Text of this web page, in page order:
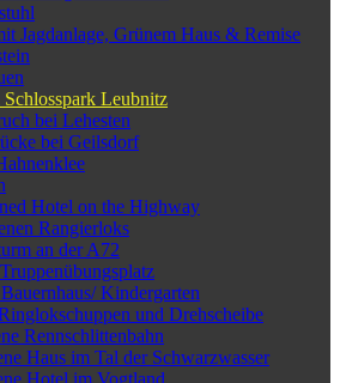
Jagdanlage, Grünem Haus & Remise
Schlosspark Leubnitz
bei Lehesten
bei Geilsdorf
Hotel on the Highway
Rangierloks
an der A72
Kindergarten
und Drehscheibe
Rennschlittenbahn
Haus im Tal der Schwarzwasser
Hotel im Vogtland